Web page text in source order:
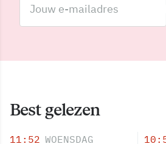
Best gelezen
11:52 WOENSDAG